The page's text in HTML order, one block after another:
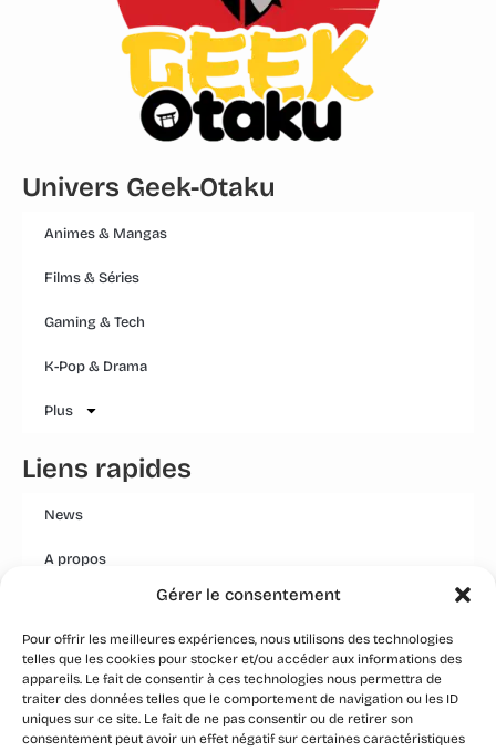
Gérer le consentement
Pour offrir les meilleures expériences, nous utilisons des technologies
telles que les cookies pour stocker et/ou accéder aux informations des
appareils. Le fait de consentir à ces technologies nous permettra de
traiter des données telles que le comportement de navigation ou les ID
uniques sur ce site. Le fait de ne pas consentir ou de retirer son
consentement peut avoir un effet négatif sur certaines caractéristiques
Univers Geek-Otaku
Animes & Mangas
Films & Séries
Gaming & Tech
K-Pop & Drama
Plus
Liens rapides
News
A propos
Mentions légales
Conditions générales
Politique Qualité Groupe
Event